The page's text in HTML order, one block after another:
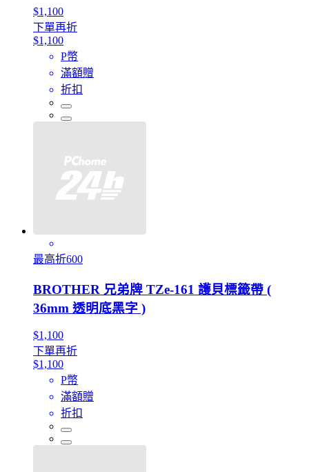
$1,100
下單再折
$1,100
P幣
滿額贈
折扣
最高折600
BROTHER 兄弟牌 TZe-161 護貝標籤帶 (
36mm 透明底黑字 )
$1,100
下單再折
$1,100
P幣
滿額贈
折扣